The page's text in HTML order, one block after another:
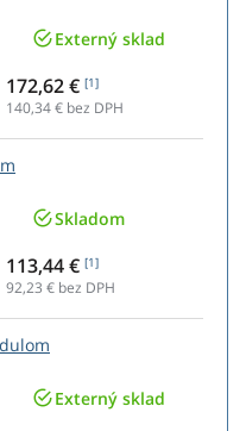
Externý sklad
172,62 € [1]
140,34€ bez DPH
Skladom
113,44 € [1]
92,23 € bez DPH
Externý sklad